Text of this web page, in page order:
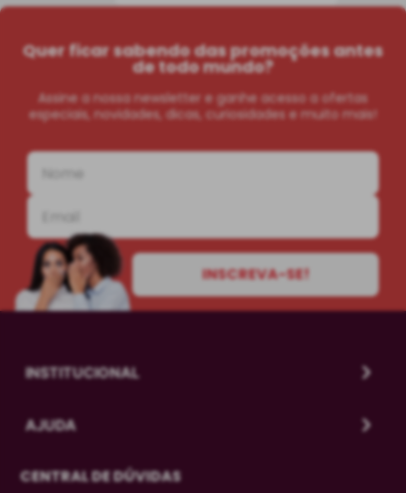
Quer ficar sabendo das promoções antes
de todo mundo?
Assine a nossa newsletter e ganhe acesso a ofertas
especiais, novidades, dicas, curiosidades e muito mais!
INSCREVA-SE!
INSTITUCIONAL
AJUDA
CENTRAL DE DÚVIDAS